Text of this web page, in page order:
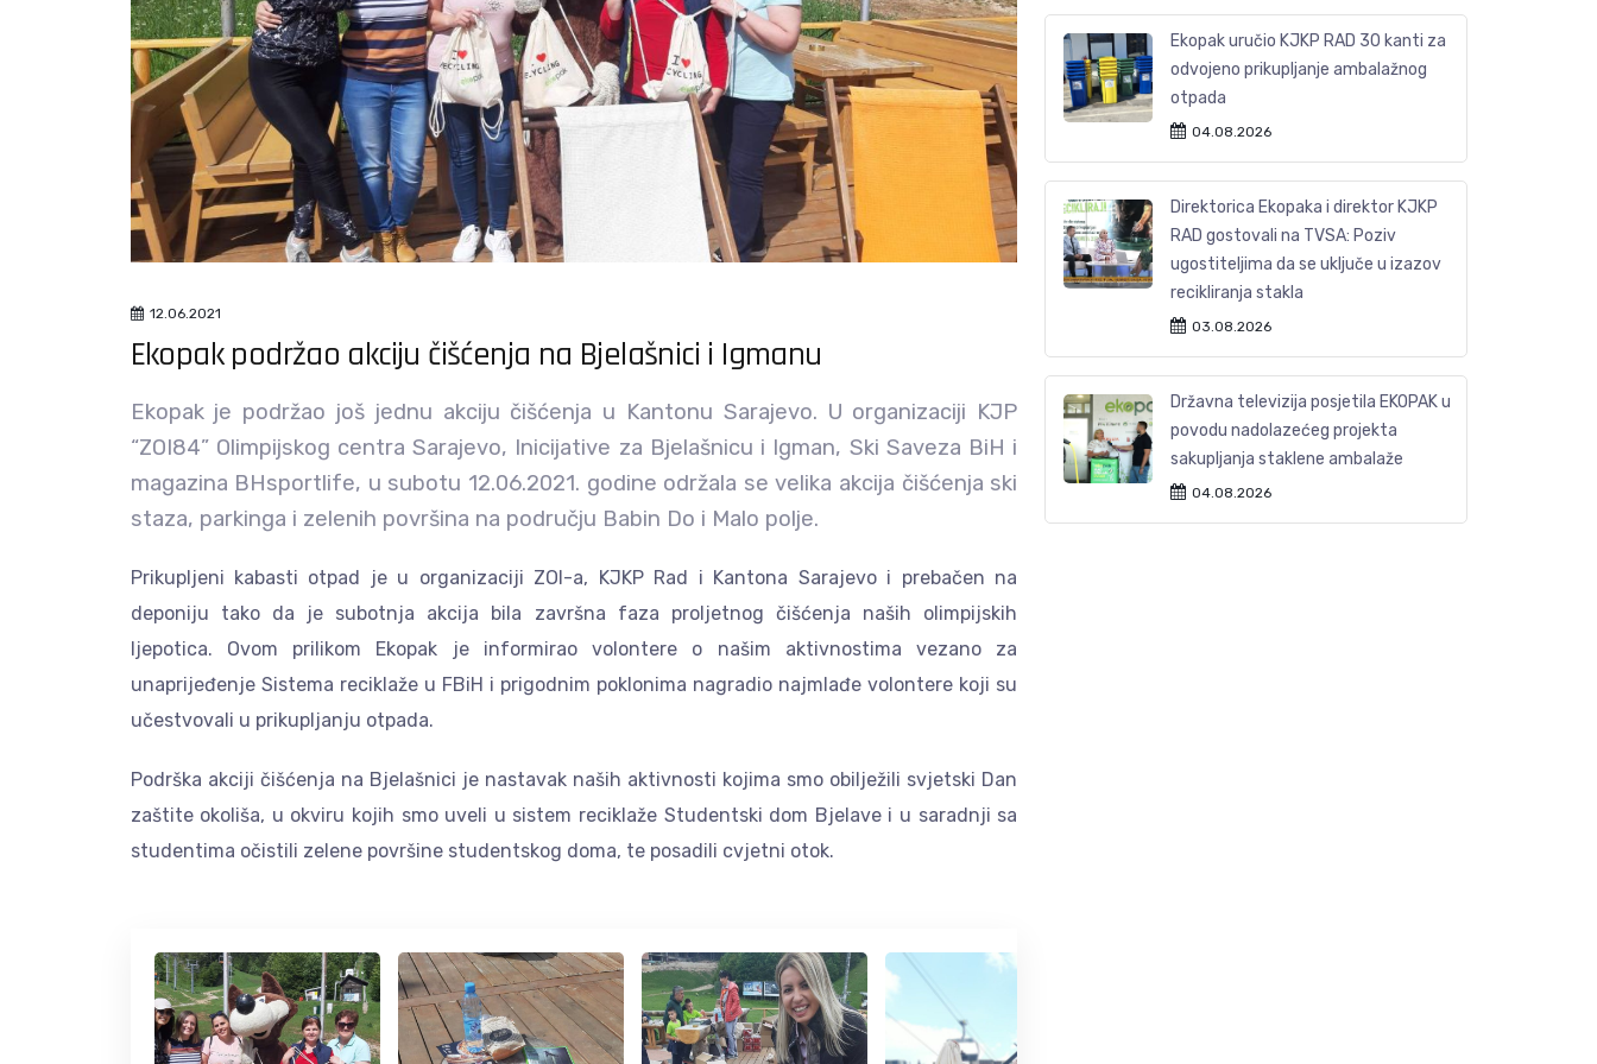
12.06.2021
Ekopak podržao akciju čišćenja na Bjelašnici i Igmanu
Ekopak je podržao još jednu akciju čišćenja u Kantonu Sarajevo. U organizaciji KJP
“ZOI84” Olimpijskog centra Sarajevo, Inicijative za Bjelašnicu i Igman, Ski Saveza BiH i
magazina BHsportlife, u subotu 12.06.2021. godine održala se velika akcija čišćenja ski
staza, parkinga i zelenih površina na području Babin Do i Malo polje.
Prikupljeni kabasti otpad je u organizaciji ZOI-a, KJKP Rad i Kantona Sarajevo i prebačen na
deponiju tako da je subotnja akcija bila završna faza proljetnog čišćenja naših olimpijskih
ljepotica. Ovom prilikom Ekopak je informirao volontere o našim aktivnostima vezano za
unaprijeđenje Sistema reciklaže u FBiH i prigodnim poklonima nagradio najmlađe volontere koji su
učestvovali u prikupljanju otpada.
Podrška akciji čišćenja na Bjelašnici je nastavak naših aktivnosti kojima smo obilježili svjetski Dan
zaštite okoliša, u okviru kojih smo uveli u sistem reciklaže Studentski dom Bjelave i u saradnji sa
studentima očistili zelene površine studentskog doma, te posadili cvjetni otok.
Ekopak uručio KJKP RAD 30 kanti za
odvojeno prikupljanje ambalažnog
otpada
04.08.2026
Direktorica Ekopaka i direktor KJKP
RAD gostovali na TVSA: Poziv
ugostiteljima da se uključe u izazov
recikliranja stakla
03.08.2026
Državna televizija posjetila EKOPAK u
povodu nadolazećeg projekta
sakupljanja staklene ambalaže
04.08.2026